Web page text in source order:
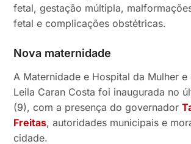
fetal, gestação múltipla,
fetal e complicações obstétricas.
Nova maternidade
A Maternidade e Hospital da Mulher e
Leila Caran Costa foi inaugurada no
(9), com a presença do governador
Freitas, autoridades municipais e
cidade.